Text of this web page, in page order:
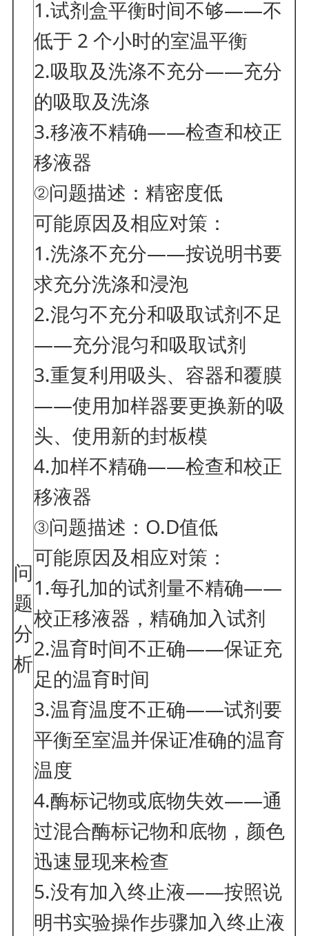
问
题
分
析
1.试剂盒平衡时间不够——不
低于 2 个小时的室温平衡
2.吸取及洗涤不充分——充分
的吸取及洗涤
3.移液不精确——检查和校正
移液器
②问题描述：精密度低
可能原因及相应对策：
1.洗涤不充分——按说明书要
求充分洗涤和浸泡
2.混匀不充分和吸取试剂不足
——充分混匀和吸取试剂
3.重复利用吸头、容器和覆膜
——使用加样器要更换新的吸
头、使用新的封板模
4.加样不精确——检查和校正
移液器
③问题描述：O.D值低
可能原因及相应对策：
1.每孔加的试剂量不精确——
校正移液器，精确加入试剂
2.温育时间不正确——保证充
足的温育时间
3.温育温度不正确——试剂要
平衡至室温并保证准确的温育
温度
4.酶标记物或底物失效——通
过混合酶标记物和底物，颜色
迅速显现来检查
5.没有加入终止液——按照说
明书实验操作步骤加入终止液